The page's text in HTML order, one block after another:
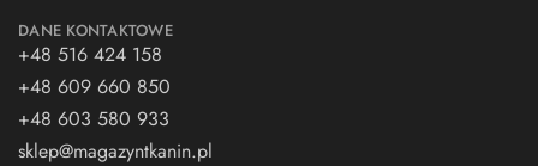
DANE KONTAKTOWE
+48 516 424 158
+48 609 660 850
+48 603 580 933
sklep@magazyntkanin.pl